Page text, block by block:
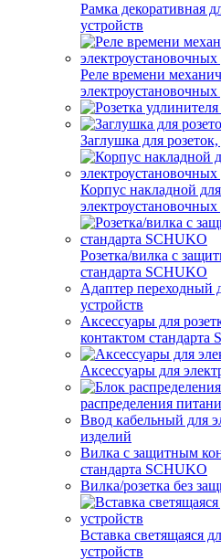
Рамка декоративная
устройств
Реле времени
электроустановочных
Заглушка для
Корпус накладной
электроустановочных
Розетка/вилка с
стандарта SCHUKO
Адаптер переходный
устройств
Аксессуары для
контактом стандарта
Аксессуары для
распределения
Ввод кабельный для
изделий
Вилка с защитным
стандарта SCHUKO
Вилка/розетка без
Вставка светящаяся
устройств